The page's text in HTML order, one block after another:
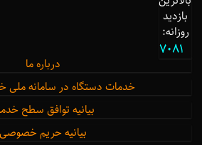
بازدید
روزانه:
7081
درباره ما
خدمات دستگاه در سامانه ملی
بیانیه توافق سطح
بیانیه حریم خصوصی